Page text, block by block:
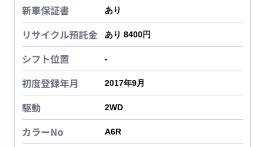
新車保証書 あり
リサイクル預託金 あり 8400円
シフト位置 -
初度登録年月 2017年9月
駆動 2WD
カラーNo A6R